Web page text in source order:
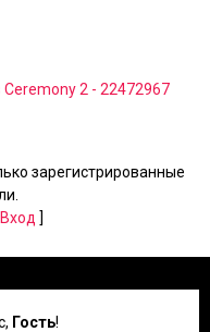
2 - 22472967
зарегистрированные
Вход ]
, Гость!